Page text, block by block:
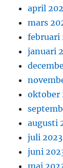
april
mars
februari
januari
oktober
augusti
juli 2023
juni